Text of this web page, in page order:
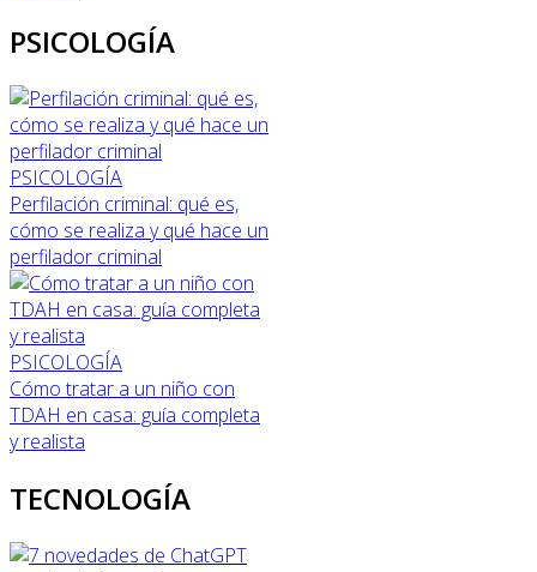
PSICOLOGÍA
PSICOLOGÍA
Perfilación criminal: qué es,
cómo se realiza y qué hace un
perfilador criminal
PSICOLOGÍA
Cómo tratar a un niño con
TDAH en casa: guía completa
y realista
TECNOLOGÍA